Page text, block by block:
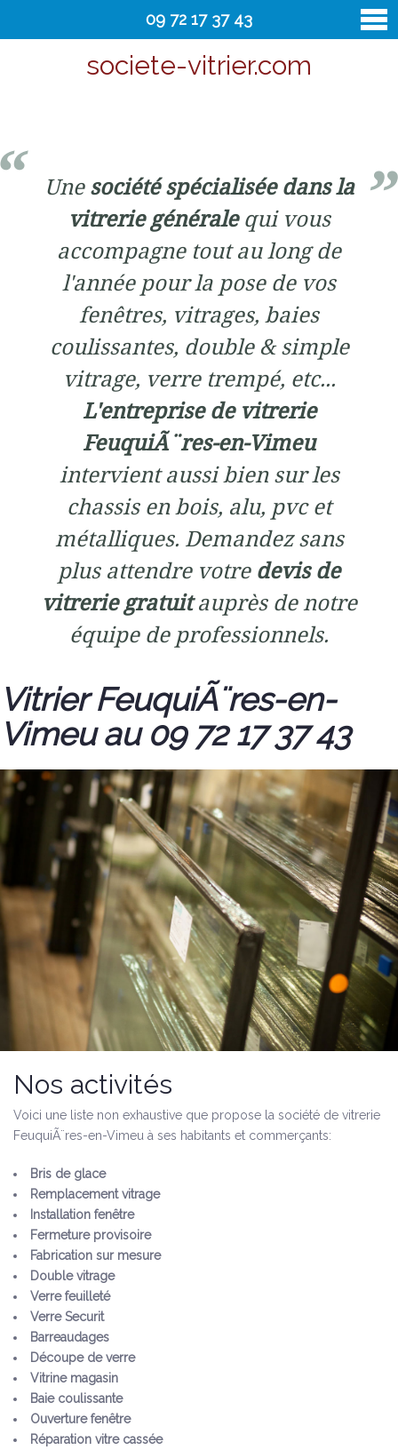
09 72 17 37 43
societe-vitrier.com
Unesociété spécialisée dans la
vitrerie généralequi vous
accompagne tout au long de
l'année pour la pose de vos
fenêtres, vitrages, baies
coulissantes, double & simple
vitrage, verre trempé, etc...
L'entreprise de vitrerie
FeuquiÃ¨res-en-Vimeu
intervient aussi bien sur les
chassis en bois, alu, pvc et
métalliques. Demandez sans
plus attendre votre devis de
vitrerie gratuitauprès de notre
équipe de professionnels.
Vitrier FeuquiÃ¨res-en-
Vimeu au 09 72 17 37 43
Nos activités
Voici une liste non exhaustive que propose la société de vitrerie
FeuquiÃ¨res-en-Vimeu à ses habitants et commerçants:
Bris de glace
Remplacement vitrage
Installation fenêtre
Fermeture provisoire
Fabrication sur mesure
Double vitrage
Verre feuilleté
Verre Securit
Barreaudages
Découpe de verre
Vitrine magasin
Baie coulissante
Ouverture fenêtre
Réparation vitre cassée